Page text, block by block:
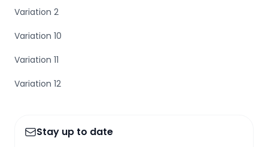
Variation 2
Variation 10
Variation 11
Variation 12
Stay up to date